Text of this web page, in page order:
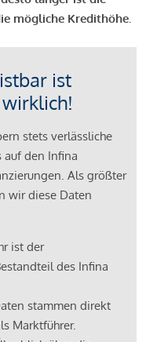
mögliche Kredithöhe.
ist
stets verlässliche
auf den Infina
Als größter
wir diese Daten
ist der
des Infina
stammen direkt
Marktführer.